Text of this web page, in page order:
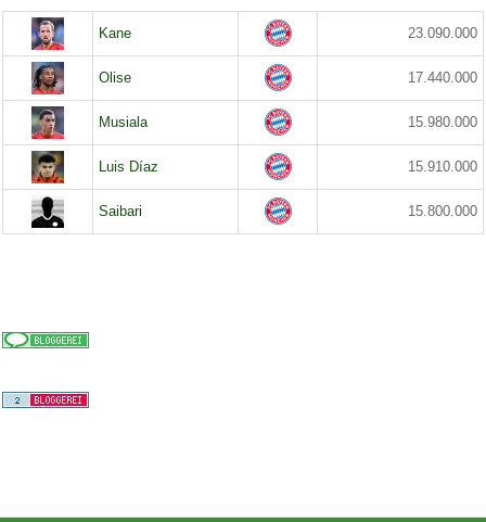
Kane 23.090.000
Olise 17.440.000
Musiala 15.980.000
Luis Díaz 15.910.000
Saibari 15.800.000